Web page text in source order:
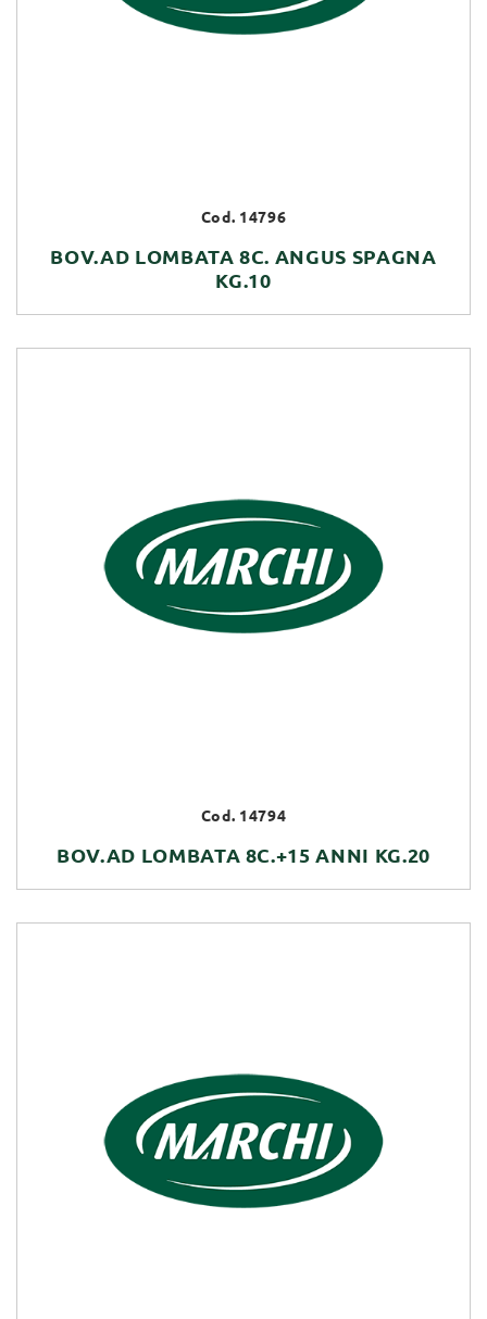
Cod. 14796
BOV.AD LOMBATA 8C. ANGUS SPAGNA
KG.10
Cod. 14794
BOV.AD LOMBATA 8C.+15 ANNI KG.20